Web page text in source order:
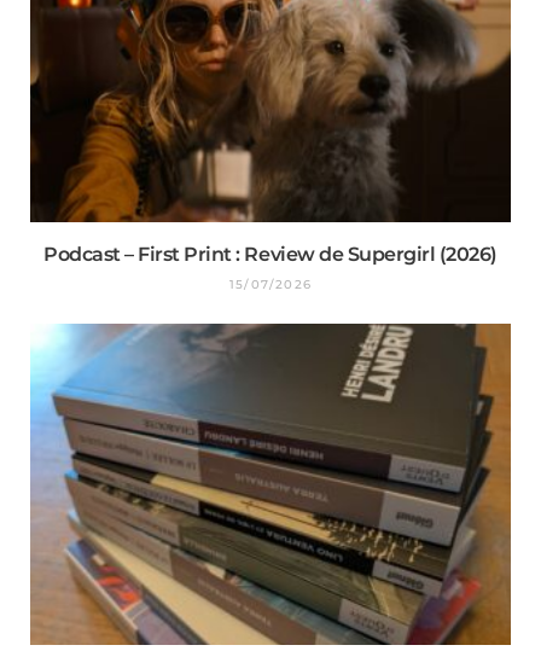
Podcast – First Print : Review de Supergirl (2026)
15/07/2026